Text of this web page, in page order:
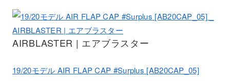
AIRBLASTER | エアブラスター
19/20モデル AIR FLAP CAP #Surplus [AB20CAP_05]